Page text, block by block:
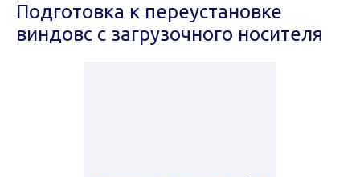
Подготовка к переустановке
виндовс с загрузочного носителя